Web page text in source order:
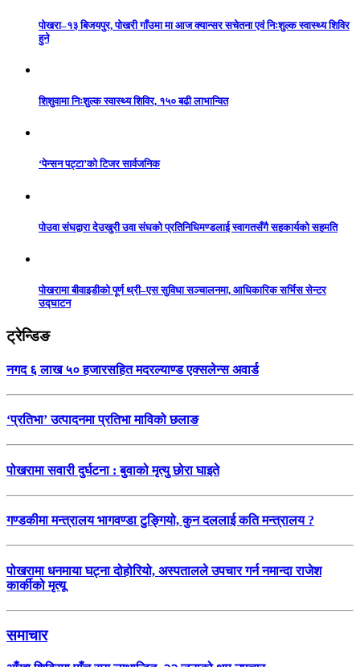
पोखरा–१३ बिजयपुर, पोखरी गाँउमा मा आज क्यान्सर सचेतना एवं निःशुल्क स्वास्थ्य शिविर
हुने
शिशुवामा निःशुल्क स्वास्थ्य शिविर, १५० बढी लाभान्वित
‘पेन्सन पट्टा’को टिजर सार्वजनिक
पोउवा संघद्वारा देउखुरी उवा संघको प्रतिनिधिमण्डलाई स्वागतसँगै सहकार्यको सहमति
पोखरामा बीवाइडीको पूर्ण थ्री–एस सुविधा सञ्चालनमा, आधिकारिक सर्भिस सेन्टर
उद्घाटन
ट्रेन्डिङ
नगद ६ लाख ५० हजारसहित मदरल्याण्ड एक्सलेन्स अवार्ड
‘प्रतिभा’ उत्पादनमा प्रतिभा माविको छलाङ
पोखरामा सवारी दुर्घटना : बुवाको मृत्यु छोरा घाइते
गण्डकीमा मन्त्रालय भागवण्डा टुङ्गियो, कुन दललाई कति मन्त्रालय ?
पोखरामा धनमाया घट्ना दोहोरियो, अस्पतालले उपचार गर्न नमान्दा राजेश
कार्कीको मृत्यू
समाचार